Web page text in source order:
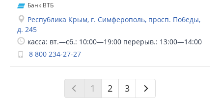
Банк ВТБ
Республика Крым, г. Симферополь, просп. Победы,
д. 245
касса: вт.—сб.: 10:00—19:00 перерыв.: 13:00—14:00
8 800 234-27-27
1 2 3